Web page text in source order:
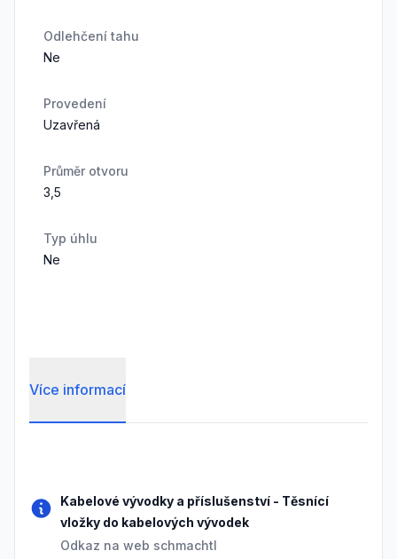
Odlehčení tahu
Ne
Provedení
Uzavřená
Průměr otvoru
3,5
Typ úhlu
Ne
Více informací
Kabelové vývodky a příslušenství- Těsnící
vložky do kabelových vývodek
Odkaz na web schmachtl